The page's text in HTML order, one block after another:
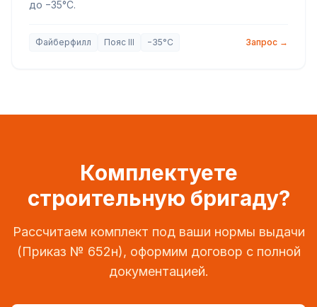
до −35°С.
Файберфилл Пояс III −35°С Запрос →
Комплектуете
строительную бригаду?
Рассчитаем комплект под ваши нормы выдачи
(Приказ № 652н), оформим договор с полной
документацией.